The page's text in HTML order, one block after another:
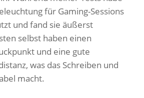
für Gaming-Sessions
und fand sie äußerst
selbst haben einen
und eine gute
was das Schreiben und
macht.